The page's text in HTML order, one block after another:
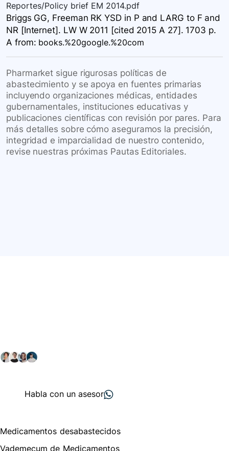
Reportes/Policy brief EM 2014.pdf
Briggs GG, Freeman RK YSD in P and LARG to F and
NR [Internet]. LW W 2011 [cited 2015 A 27]. 1703 p.
A from: books.%20google.%20com
Pharmarket sigue rigurosas políticas de
abastecimiento y se apoya en fuentes primarias
incluyendo organizaciones médicas, entidades
gubernamentales, instituciones educativas y
publicaciones científicas con revisión por pares. Para
más detalles sobre cómo aseguramos la precisión,
integridad e imparcialidad de nuestro contenido,
revise nuestras próximas Pautas Editoriales.
Habla con un asesor
Medicamentos desabastecidos
Vademecum de Medicamentos